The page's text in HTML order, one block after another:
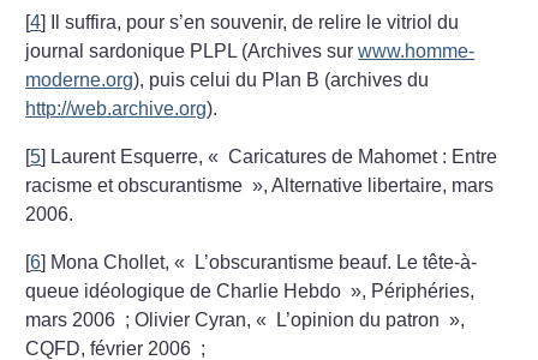
[4]
Il suffira, pour s’en souvenir, de relire le vitriol du
journal sardonique PLPL (Archives surwww.homme-
moderne.org), puis celui du Plan B (archives du
http://web.archive.org).
[5] Laurent Esquerre, « Caricatures de Mahomet : Entre
racisme et obscurantisme », Alternative libertaire, mars
2006.
[6] Mona Chollet, «
L’obscurantisme beauf. Le tête-à-
queue idéologique de Charlie Hebdo », Périphéries,
mars 2006 ; Olivier Cyran, « L’opinion du patron »,
CQFD, février 2006 ;